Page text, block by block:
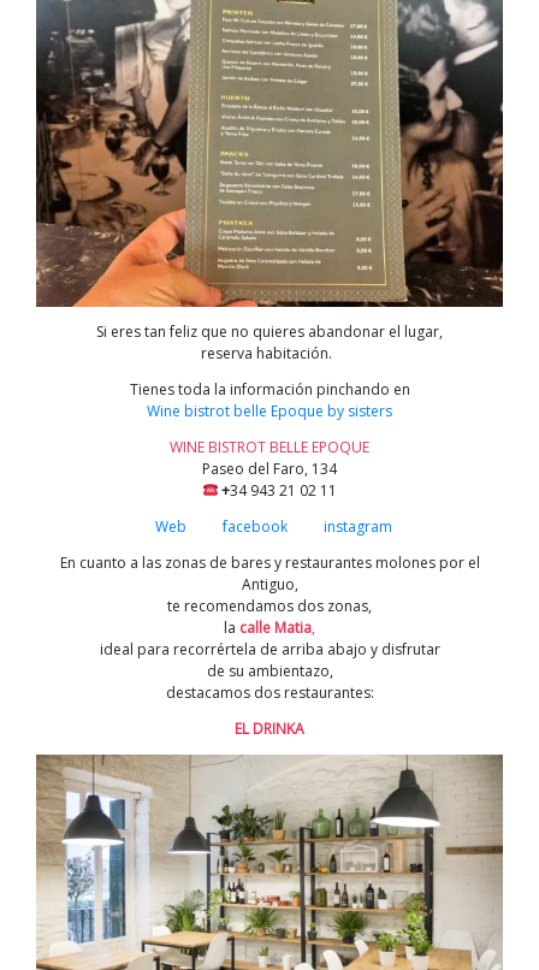
Si eres tan feliz que no quieres abandonar el lugar,
reserva habitación.
Tienes toda la información pinchando en
Wine bistrot belle Epoque by sisters
WINE BISTROT BELLE EPOQUE
Paseo del Faro, 134
+34943 21 02 11
Web
facebook
instagram
En cuanto a las zonas de bares y restaurantes molones por el
Antiguo,
te recomendamos dos zonas,
la calle Matia,
ideal para recorrértela de arriba abajo y disfrutar
de su ambientazo,
destacamos dos restaurantes:
EL DRINKA